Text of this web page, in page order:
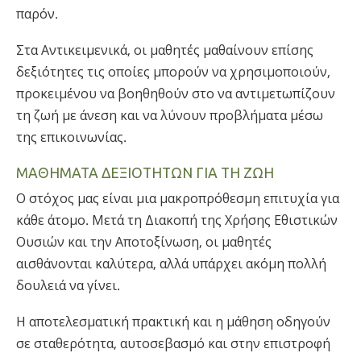
παρόν.
Στα Αντικειμενικά, οι μαθητές μαθαίνουν επίσης
δεξιότητες τις οποίες μπορούν να χρησιμοποιούν,
προκειμένου να βοηθηθούν στο να αντιμετωπίζουν
τη ζωή με άνεση και να λύνουν προβλήματα μέσω
της επικοινωνίας.
ΜΑΘΗΜΑΤΑ ΔΕΞΙΟΤΗΤΩΝ ΓΙΑ ΤΗ ΖΩΗ
Ο στόχος μας είναι μια μακροπρόθεσμη επιτυχία για
κάθε άτομο. Μετά τη Διακοπή της Χρήσης Εθιστικών
Ουσιών και την Αποτοξίνωση, οι μαθητές
αισθάνονται καλύτερα, αλλά υπάρχει ακόμη πολλή
δουλειά να γίνει.
Η αποτελεσματική πρακτική και η μάθηση οδηγούν
σε σταθερότητα, αυτοσεβασμό και στην επιστροφή